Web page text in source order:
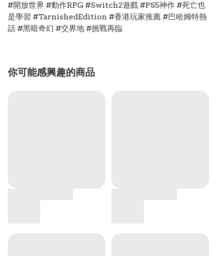
#開放世界 #動作RPG #Switch2遊戲 #PS5神作 #死亡也
是學習 #TarnishedEdition #香港玩家推薦 #巴哈姆特熱
話 #黑暗奇幻 #交界地 #挑戰再臨
你可能感興趣的商品